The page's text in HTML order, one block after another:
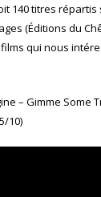
140 titres répartis
(Éditions du
qui nous
– Gimme Some
10)